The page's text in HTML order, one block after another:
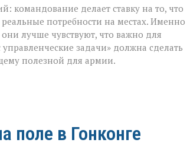
командование делает ставку на то, что
потребности на местах. Именно
лучше чувствуют, что важно для
задачи» должна сделать
полезной для армии.
поле в Гонконге